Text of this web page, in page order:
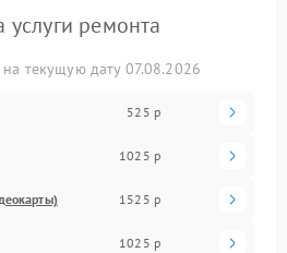
ремонта
текущую дату 07.08.2026
525 р
1025 р
1525 р
1025 р